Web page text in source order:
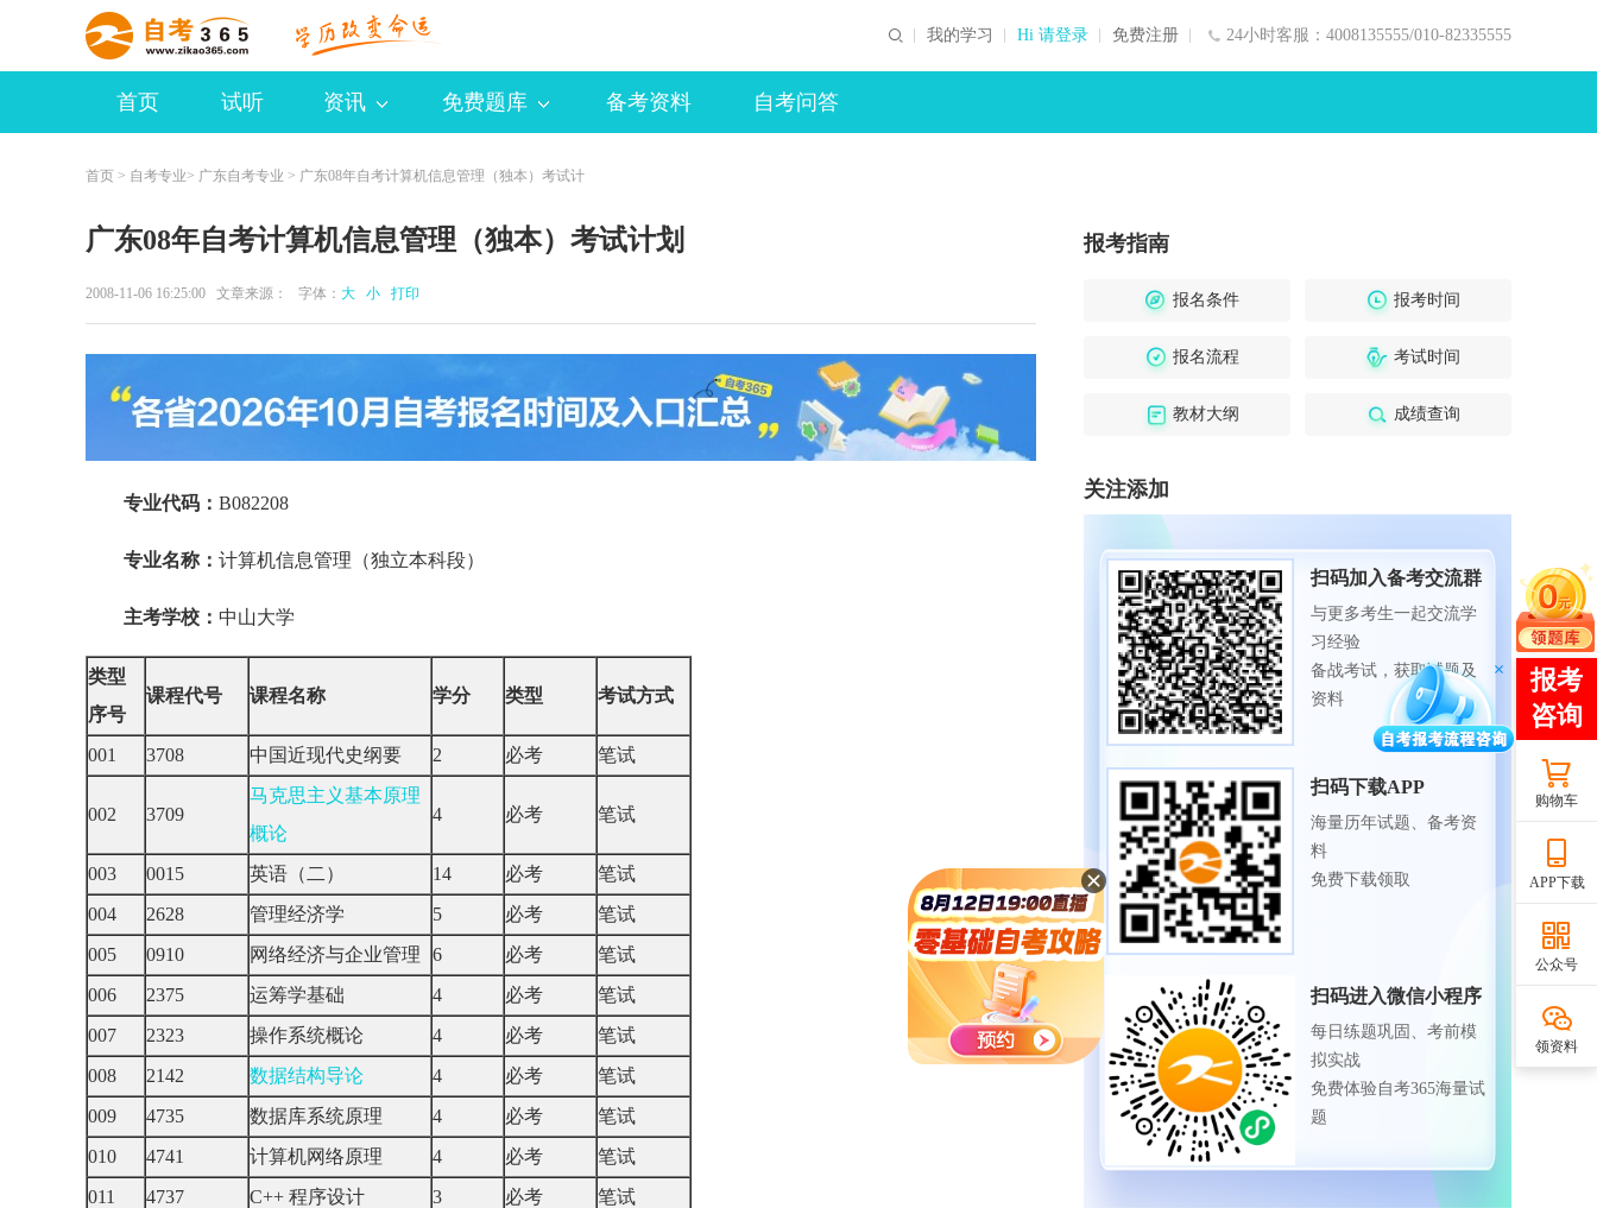
24小时客服：4008135555/010-82335555
我的学习 Hi 请登录 免费注册
首页 试听 资讯 免费题库 备考资料 自考问答
首页 > 自考专业> 广东自考专业 > 广东08年自考计算机信息管理（独本）考试计
广东08年自考计算机信息管理（独本）考试计划
2008-11-06 16:25:00 文章来源： 字体： 大 小 打印
专业代码： B082208
专业名称： 计算机信息管理（独立本科段）
主考学校： 中山大学
类型
序号
课程代号 课程名称 学分 类型 考试方式
001 3708 中国近现代史纲要 2 必考 笔试
002 3709
马克思主义基本原理
概论
4 必考 笔试
003 0015 英语（二） 14 必考
笔试
004
2628 管理经济学 5 必考
笔试
005
0910 网络经济与企业管理 6 必考
笔试
006
2375 运筹学基础 4 必考
笔试
007
2323 操作系统概论 4 必考
笔试
008
2142 数据结构导论 4 必考
笔试
009
4735 数据库系统原理 4 必考
笔试
010
4741 计算机网络原理 4 必考
笔试
011
4737 C++ 程序设计 3 必考
笔试
报考指南
报名条件 报考时间
报名流程 考试时间
教材大纲 成绩查询
关注添加
扫码加入备考交流群
与更多考生一起交流学
习经验
备战考试，获取试题及
资料
扫码下载APP
海量历年试题、备考资
料
免费下载领取
扫码进入微信小程序
每日练题巩固、考前模
拟实战
免费体验自考365海量试
题
购物车
APP下载
公众号
领资料